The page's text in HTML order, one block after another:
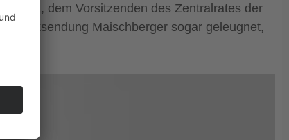
dem Vorsitzenden des Zentralrates der
Talksendung Maischberger sogar geleugnet,